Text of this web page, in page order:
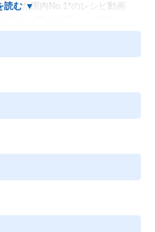
した国内No.1*のレシピ動画
が伝わるサービスを目指して
援する、国内No.1*のライフス
移動距離や電子チラシ(クラシ
シートの送信数に応じてポイ